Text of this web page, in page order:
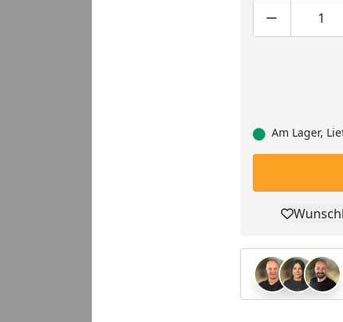
Am Lager,